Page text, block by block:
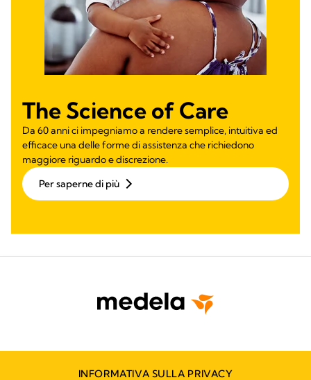
The Science of Care
Da 60 anni ci impegniamo a rendere semplice, intuitiva ed
efficace una delle forme di assistenza che richiedono
maggiore riguardo e discrezione.
Per saperne di più
INFORMATIVA SULLA PRIVACY